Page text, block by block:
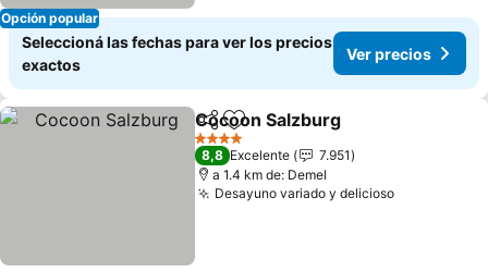
Opción popular
Seleccioná las fechas para ver los precios
exactos
Ver precios
CompartirAñadir a favoritos
Cocoon Salzburg
4 Estrellas
8,8 Excelente
7.951
a 1.4 km de: Demel
Desayuno variado y delicioso